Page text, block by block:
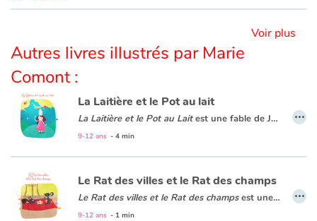
Blog
Actualités
Par thématique
Rencontres et témoignages
Contes d'ici et d'ailleurs
Autour de la lecture
Voir plus
Autres livres illustrés par Marie
Comont :
La Laitière et le Pot au lait
La Laitière et le Pot au Laitest une fable de Jean de La Fontaine
9-12 ans - 4 min
…
Le Rat des villes et le Rat des champs
Le Rat des villes et le Rat des champsest une célèbre
9-12 ans - 1 min
…